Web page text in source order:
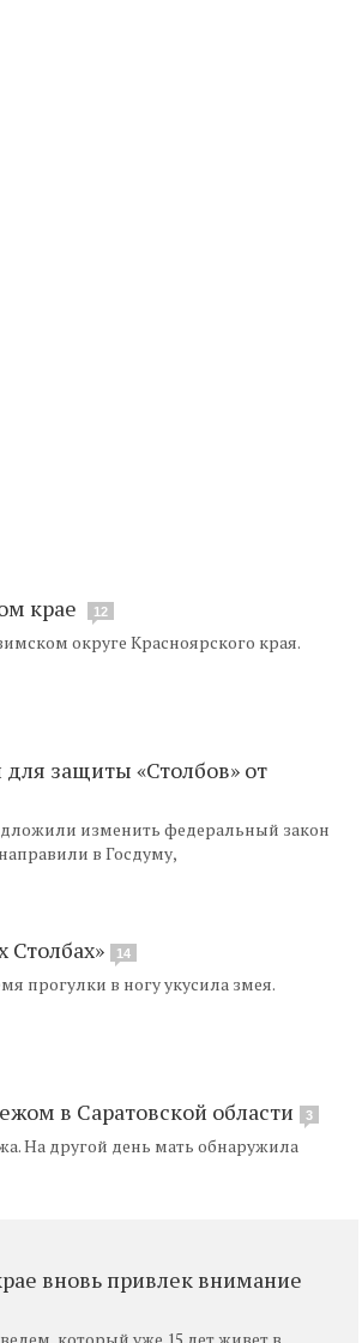
крае 12
округе Красноярского края.
защиты «Столбов» от
изменить федеральный закон
в Госдуму,
Столбах» 14
прогулки в ногу укусила змея.
в Саратовской области 3
На другой день мать обнаружила
вновь привлек внимание
который уже 15 лет живет в